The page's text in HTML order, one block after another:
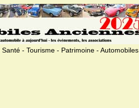
- Tourisme - Patrimoine - Automobiles